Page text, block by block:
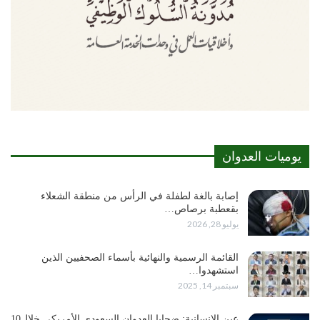
يوميات العدوان
إصابة بالغة لطفلة في الرأس من منطقة الشعلاء
بقعطبة برصاص…
يوليو 28, 2026
القائمة الرسمية والنهائية بأسماء الصحفيين الذين
استشهدوا…
سبتمبر 14, 2025